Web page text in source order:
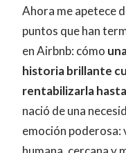
Ahora me apetece
puntos que han
en Airbnb: cómo
historia brillante
rentabilizarla
nació de una
emoción poderosa: